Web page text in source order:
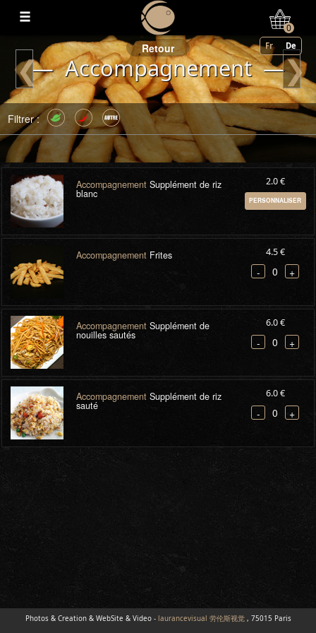
Mon Compte
0
Fr De
Retour
— Accompagnement —
❮ ❯
Filtrer :
AccompagnementSupplément de riz
blanc
2.0 €
PERSONNALISER
AccompagnementFrites 4.5 €
- 0 +
AccompagnementSupplément de
nouilles sautés
6.0 €
- 0 +
AccompagnementSupplément de riz
sauté
6.0 €
- 0 +
Photos & Creation & WebSite & Video - laurancevisual 劳伦斯视觉, 75015 Paris